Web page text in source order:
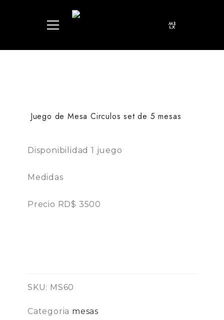
Juego de Mesa Circulos set de 5 mesas
Disponibilidad 1 juego
Medidas
Precio RD$ 3500
SKU: MS60
Categoria mesas